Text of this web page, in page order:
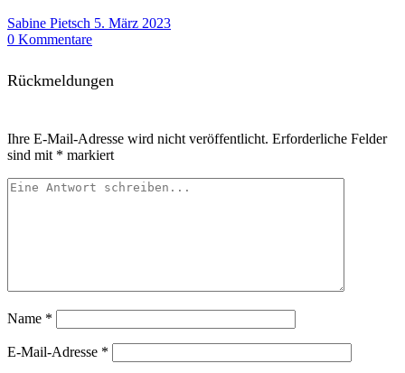
Sabine Pietsch 5. März 2023
0 Kommentare
Rückmeldungen
Ihre E-Mail-Adresse wird nicht veröffentlicht. Erforderliche Felder
sind mit * markiert
Name *
E-Mail-Adresse *